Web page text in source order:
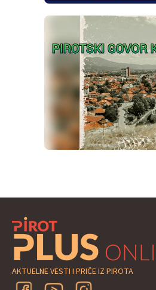
AKTUELNE VESTI I PRIČE IZ PIROTA